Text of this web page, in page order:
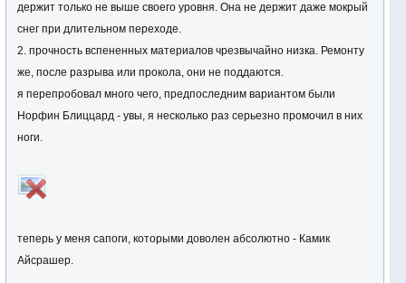
держит только не выше своего уровня. Она не держит даже мокрый
снег при длительном переходе.
2. прочность вспененных материалов чрезвычайно низка. Ремонту
же, после разрыва или прокола, они не поддаются.
я перепробовал много чего, предпоследним вариантом были
Норфин Блиццард - увы, я несколько раз серьезно промочил в них
ноги.
теперь у меня сапоги, которыми доволен абсолютно - Камик
Айсрашер.